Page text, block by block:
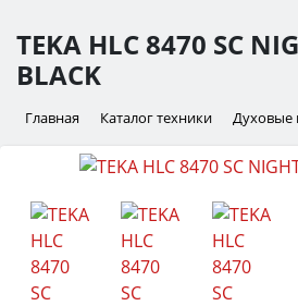
TEKA HLC 8470 SC
BLACK
Главная Каталог техники